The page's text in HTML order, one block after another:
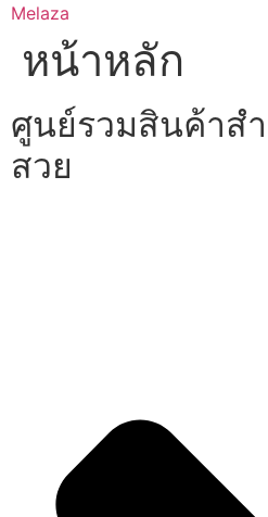
Skip
content
Melaza
หน้าหลัก
ศูนย์รวมสินค้าส
สวย